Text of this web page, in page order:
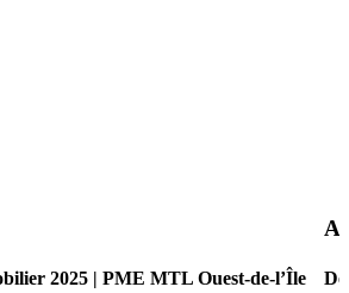
2025 | PME MTL Ouest-de-l’Île